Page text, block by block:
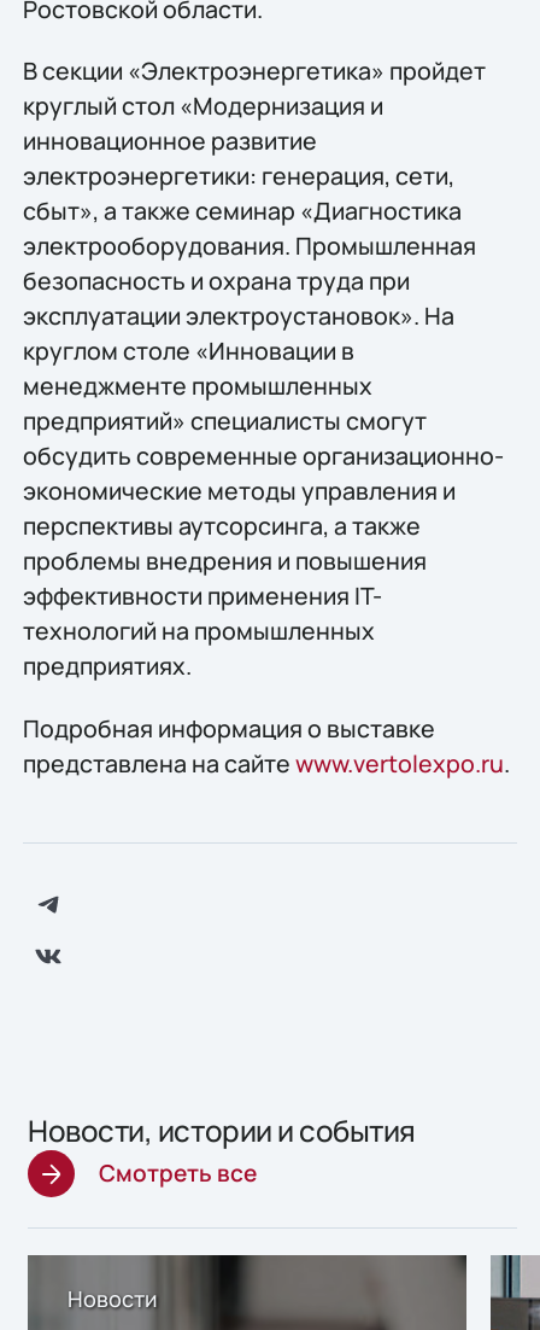
Ростовской области.
В секции «Электроэнергетика» пройдет
круглый стол «Модернизация и
инновационное развитие
электроэнергетики: генерация, сети,
сбыт», а также семинар «Диагностика
электрооборудования. Промышленная
безопасность и охрана труда при
эксплуатации электроустановок». На
круглом столе «Инновации в
менеджменте промышленных
предприятий» специалисты смогут
обсудить современные организационно-
экономические методы управления и
перспективы аутсорсинга, а также
проблемы внедрения и повышения
эффективности применения IT-
технологий на промышленных
предприятиях.
Подробная информация о выставке
представлена на сайтеwww.vertolexpo.ru.
Новости, истории и события
Смотреть все
Новости